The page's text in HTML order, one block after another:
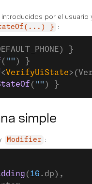
por el usuario
} :
}
( "" ) }
<VerifyUiState
( "" ) }
simple
Modifier :
( 16 .dp),